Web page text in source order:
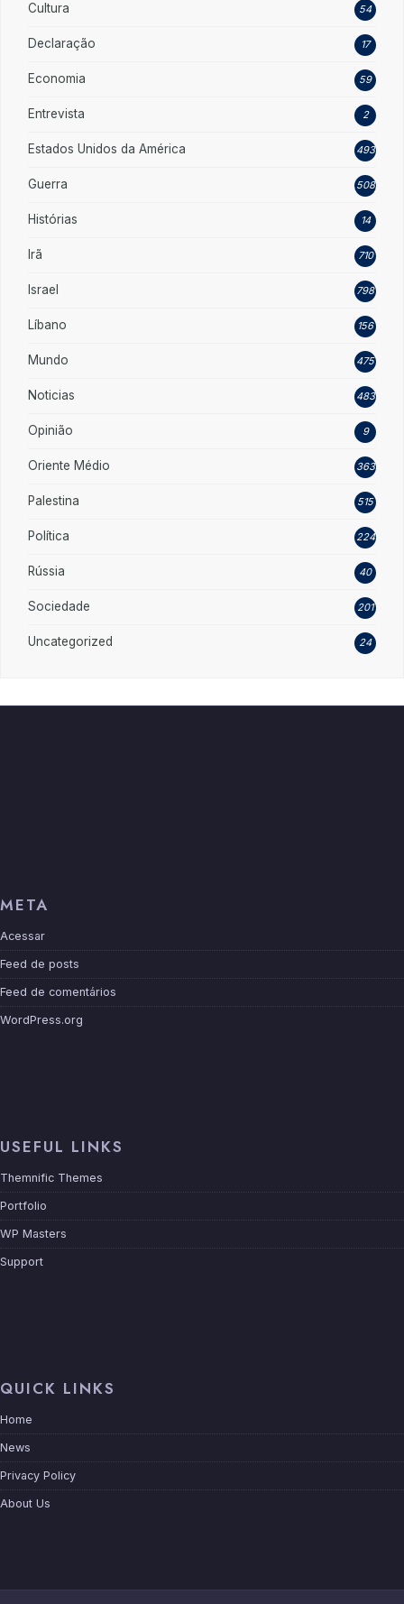
Cultura 54
Declaração 17
Economia 59
Entrevista 2
Estados Unidos da América 493
Guerra 508
Histórias 14
Irã 710
Israel 798
Líbano 156
Mundo 475
Noticias 483
Opinião 9
Oriente Médio 363
Palestina 515
Política 224
Rússia 40
Sociedade 201
Uncategorized 24
META
Acessar
Feed de posts
Feed de comentários
WordPress.org
USEFUL LINKS
Themnific Themes
Portfolio
WP Masters
Support
QUICK LINKS
Home
News
Privacy Policy
About Us